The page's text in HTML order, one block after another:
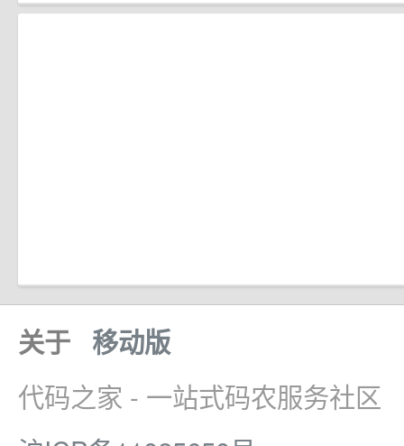
关于 移动版
代码之家 - 一站式码农服务社区